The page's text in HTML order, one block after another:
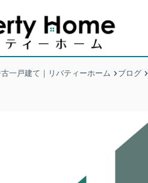
一戸建て｜リバティーホーム ブログ